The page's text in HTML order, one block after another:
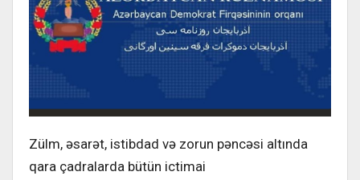
Zülm, əsarət, istibdad və zorun pəncəsi altında
qara çadralarda bütün ictimai